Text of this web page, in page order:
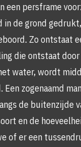
een persframe
in de grond
Zo ontstaat
die ontstaat
water, wordt
Een zogenaamd
de buitenzijde
en de
of er een